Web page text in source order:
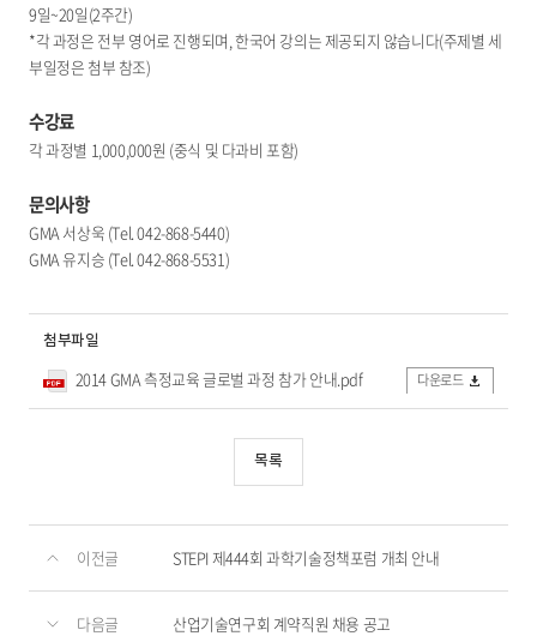
9일~20일(2주간)
*각 과정은 전부 영어로 진행되며, 한국어 강의는 제공되지 않습니다(주제별 세
부일정은 첨부 참조)
수강료
각 과정별 1,000,000원 (중식 및 다과비 포함)
문의사항
GMA 서상욱 (Tel. 042-868-5440)
GMA 유지승 (Tel. 042-868-5531)
첨부파일
2014 GMA 측정교육 글로벌 과정 참가 안내.pdf 다운로드
목록
이전글 STEPI 제444회 과학기술정책포럼 개최 안내
다음글 산업기술연구회 계약직원 채용 공고